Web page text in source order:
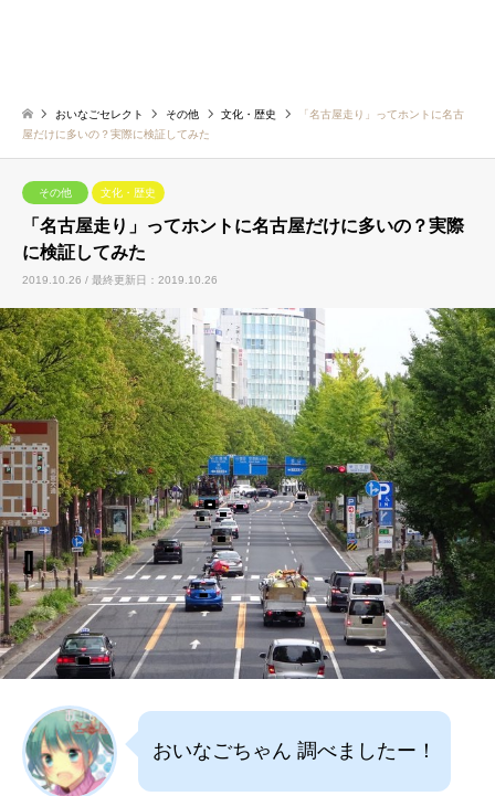
おいなごセレクト その他 文化・歴史
「名古屋走り」ってホントに名古
屋だけに多いの？実際に検証してみた
その他 文化・歴史
「名古屋走り」ってホントに名古屋だけに多いの？実際
に検証してみた
2019.10.26 / 最終更新日：2019.10.26
おいなごちゃん 調べましたー！